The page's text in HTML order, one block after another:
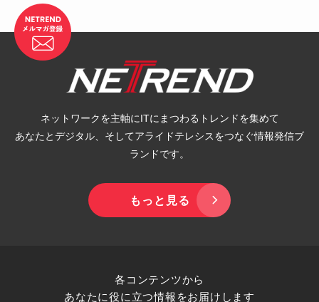
ネットワークを主軸にITにまつわるトレンドを集めて
あなたとデジタル、そしてアライドテレシスをつなぐ情報発信ブ
ランドです。
もっと見る
各コンテンツから
あなたに役に立つ情報をお届けします